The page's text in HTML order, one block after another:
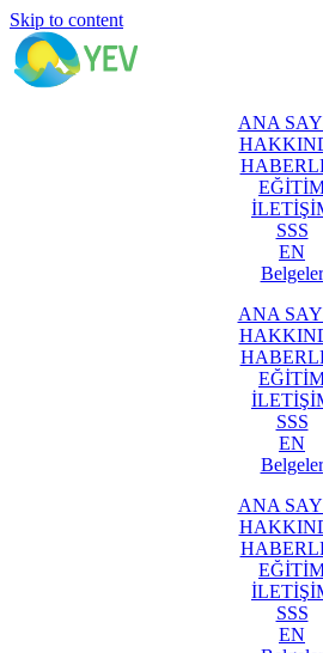
Skip to content
ANA
SSS
EN
Belgeler
ANA
SSS
EN
Belgeler
ANA
SSS
EN